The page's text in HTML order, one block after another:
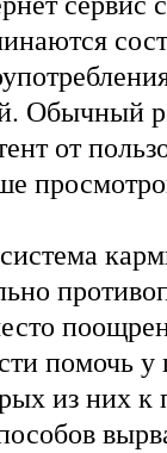
Обычный
от
помочь у
из них к